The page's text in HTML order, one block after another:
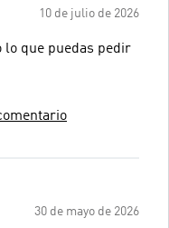
10 de julio de 2026
lo que puedas pedir
30 de mayo de 2026